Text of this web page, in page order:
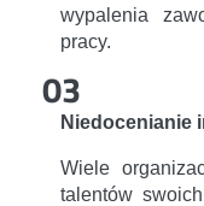
wypalenia
pracy.
03
Niedocenianie
Wiele
talentów